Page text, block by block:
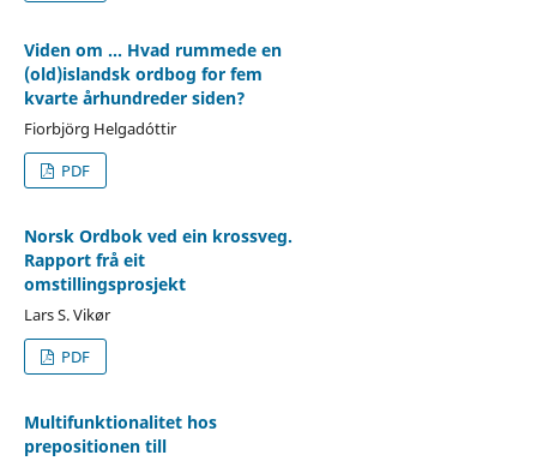
Viden om ... Hvad rummede en
(old)islandsk ordbog for fem
kvarte århundreder siden?
Fiorbjörg Helgadóttir
PDF
Norsk Ordbok ved ein krossveg.
Rapport frå eit
omstillingsprosjekt
Lars S. Vikør
PDF
Multifunktionalitet hos
prepositionen till